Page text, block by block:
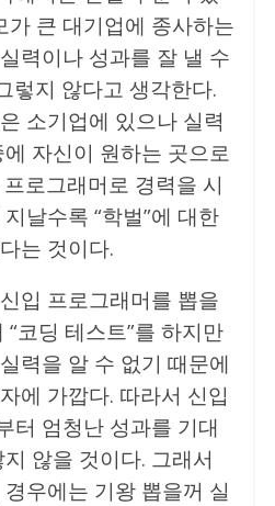
가 큰 대기업에 종사하는
력이나 성과를 잘 낼 수
렇지 않다고 생각한다.
소기업에 있으나 실력
자신이 원하는 곳으로
로그래머로 경력을 시
날수록 “학벌”에 대한
는 것이다.
입 프로그래머를 뽑을
코딩 테스트”를 하지만
력을 알 수 없기 때문에
에 가깝다. 따라서 신입
터 엄청난 성과를 기대
않을 것이다. 그래서
우에는 기왕 뽑을꺼 실